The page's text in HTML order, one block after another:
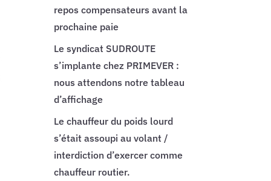
repos compensateurs avant la
prochaine paie
Le syndicat SUDROUTE
s’implante chez PRIMEVER :
nous attendons notre tableau
d’affichage
Le chauffeur du poids lourd
s’était assoupi au volant /
interdiction d’exercer comme
chauffeur routier.